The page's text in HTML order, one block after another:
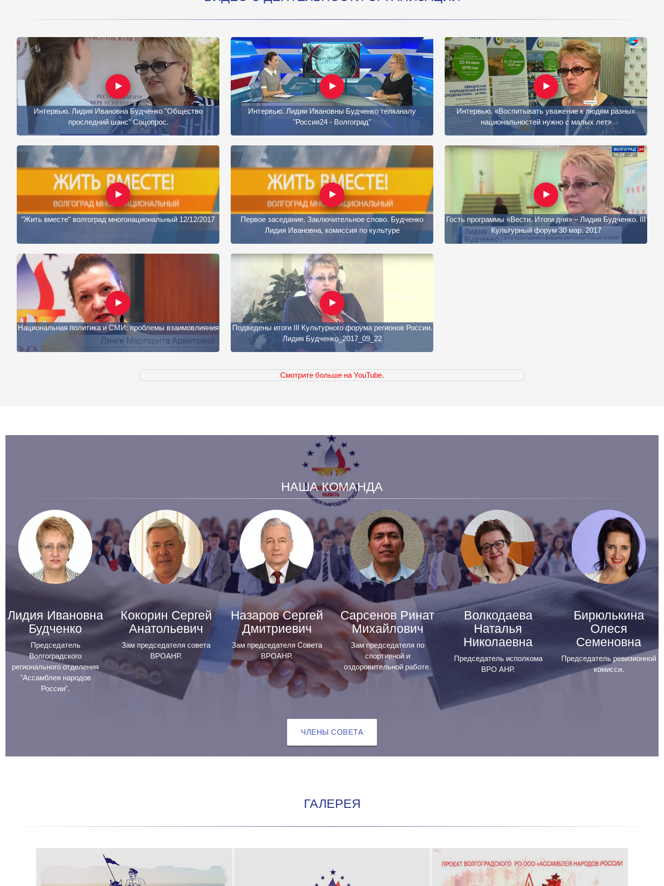
Интервью. Лидия Ивановна Будченко "Общество
проследний шанс" Соцопрос.
Интервью. Лидии Ивановны Будченко телканалу
"Россия24 - Волгоград"
Интервью. «Воспитывать уважение к людям разных
национальностей нужно с малых лет»
"Жить вместе" волгоград многонациональный 12/12/2017
Первое заседание. Заключительное слово. Будченко
Лидия Ивановна, комиссия по культуре
Гость программы «Вести. Итоги дня» – Лидия Будченко. III
Культурный форум 30 мар. 2017
Национальная политика и СМИ: проблемы взаимовлияния
Подведены итоги III Культурного форума регионов России.
Лидия Будченко_2017_09_22
Смотрите больше на YouTube.
НАША КОМАНДА
Лидия Ивановна
Будченко
Председатель
Волгоградского
регионального отделения
"Ассамблея народов
России".
Кокорин Сергей
Анатольевич
Зам председателя совета
ВРОАНР.
Назаров Сергей
Дмитриевич
Зам председателя Совета
ВРОАНР.
Сарсенов Ринат
Михайлович
Зам председателя по
спортивной и
оздоровительной работе.
Волкодаева
Наталья
Николаевна
Председатель исполкома
ВРО АНР.
Бирюлькина
Олеся
Семеновна
Председатель ревизионной
комисси.
ЧЛЕНЫ СОВЕТА
ГАЛЕРЕЯ